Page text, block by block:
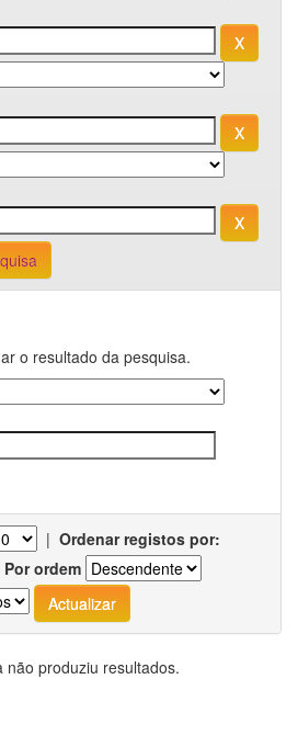
o resultado da pesquisa.
| Ordenar registos por:
Por ordem
não produziu resultados.